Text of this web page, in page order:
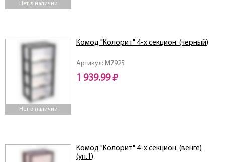
Нет в наличии
Нет в наличии
Артикул: M7925
Комод "Колорит" 4-х секцион. (черный)
1 939.99 ₽
Комод "Колорит" 4-х секцион. (венге)
(уп.1)